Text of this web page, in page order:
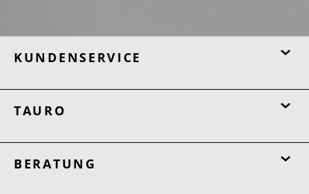
KUNDENSERVICE
TAURO
BERATUNG